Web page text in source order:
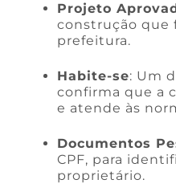
Projeto
construção que
prefeitura.
Habite-se: Um
confirma que a
e atende às
Documentos
CPF, para
proprietário.